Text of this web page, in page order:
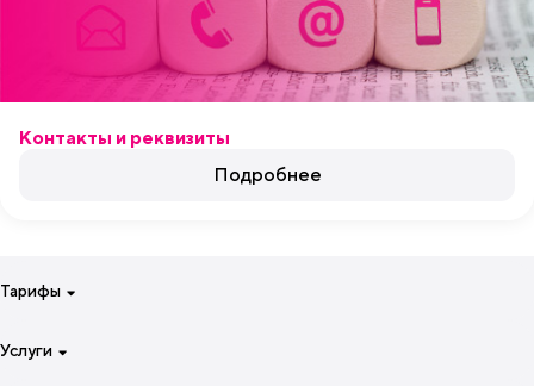
Контакты и реквизиты
Подробнее
Тарифы
Для смартфона на 4 недели
Услуги